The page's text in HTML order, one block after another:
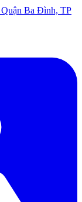
Ba Đình, TP